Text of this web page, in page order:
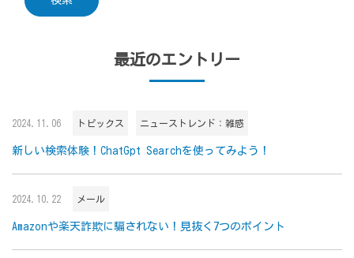
最近のエントリー
2024.11.06 トピックス ニューストレンド：雑感
新しい検索体験！ChatGpt Searchを使ってみよう！
2024.10.22 メール
Amazonや楽天詐欺に騙されない！見抜く7つのポイント